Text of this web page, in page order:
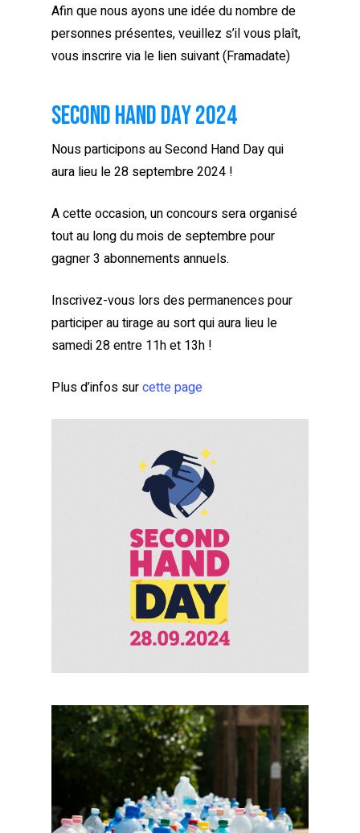
Afin que nous ayons une idée du nombre de
personnes présentes, veuillez s’il vous plaît,
vous inscrire via le lien suivant (Framadate)
Second hand day 2024
Nous participons au Second Hand Day qui
aura lieu le 28 septembre 2024 !
A cette occasion, un concours sera organisé
tout au long du mois de septembre pour
gagner 3 abonnements annuels.
Inscrivez-vous lors des permanences pour
participer au tirage au sort qui aura lieu le
samedi 28 entre 11h et 13h !
Plus d’infos surcette page